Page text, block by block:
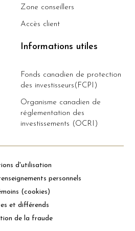
Zone conseillers
Accès client
Informations utiles
Fonds canadien de protection
des investisseurs(FCPI)
Organisme canadien de
réglementation des
investissements (OCRI)
d'utilisation
personnels
(cookies)
et différends
de la fraude